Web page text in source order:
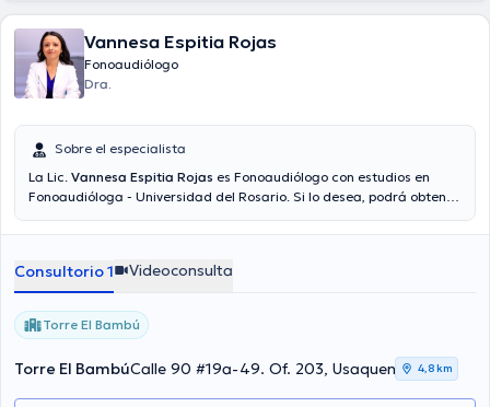
Vannesa Espitia Rojas
Fonoaudiólogo
Dra.
Sobre el especialista
La Lic. Vannesa Espitia Rojas es Fonoaudiólogo con estudios en
Fonoaudióloga - Universidad del Rosario. Si lo desea, podrá obtener
con la Lic. Vannesa Espitia Rojas es de $120000.
Consultorio 1 Videoconsulta
Torre El Bambú
Torre El BambúCalle 90 #19a-49. Of. 203, Usaquen 4,8 km